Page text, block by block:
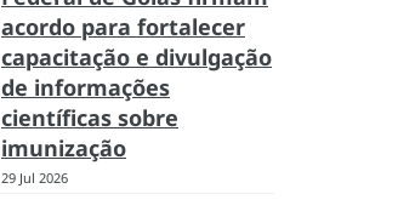
acordo para fortalecer
capacitação e divulgação
de informações
científicas sobre
imunização
29 Jul 2026